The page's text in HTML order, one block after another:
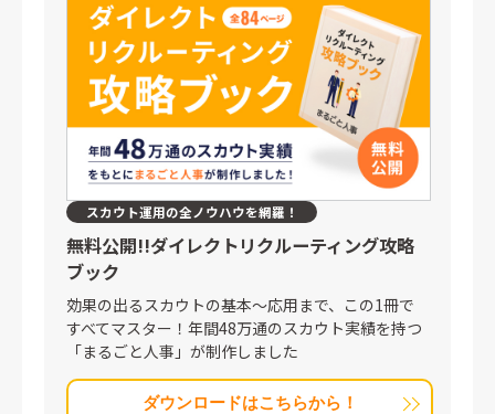
スカウト運用の全ノウハウを網羅！
無料公開!!ダイレクトリクルーティング攻略
ブック
効果の出るスカウトの基本〜応用まで、この1冊で
すべてマスター！年間48万通のスカウト実績を持つ
「まるごと人事」が制作しました
ダウンロードはこちらから！